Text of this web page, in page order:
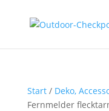
Start/ Deko,
Fernmelder